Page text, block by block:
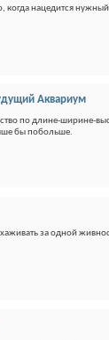
нацедится
Аквариум
по длине-ширине-
бы побольше.
за одной